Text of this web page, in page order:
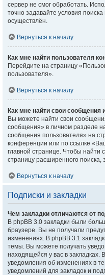
сервер не смог обработать.
точно задавайте условия
осуществлён.
Вернуться к началу
Как мне найти пользователя
Перейдите на страницу
пользователя».
Вернуться к началу
Как мне найти свои
Вы можете найти свои
сообщения» в личном разделе
сообщения пользователя» на
конференции или по ссылке
главной странице. Чтобы найти
страницу расширенного
Вернуться к началу
Подписки и закладки
Чем закладки отличаются от
В phpBB 3.0 закладки были
браузере. Вы не получали
изменениях. В phpBB 3.1
темы. Вы можете получать
находящейся у вас в закладках.
уведомления об изменениях в
уведомлений для закладок и